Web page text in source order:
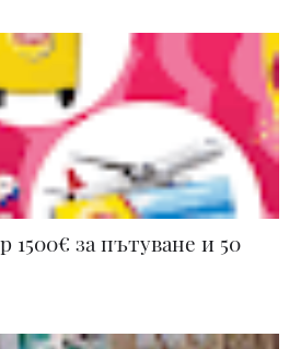
1500€ за пътуване и 50